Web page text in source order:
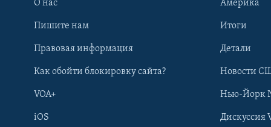
О нас
Пишите нам
Правовая информация
Как обойти блокировку сайта?
VOA+
iOS
Америка
Итоги
Детали
Новости
Нью-Йорк
Дискуссия